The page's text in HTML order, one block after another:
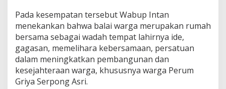
l
a
t
u
r
a
h
m
Pada kesempatan tersebut Wabup Intan
menekankan bahwa balai warga merupakan rumah
bersama sebagai wadah tempat lahirnya ide,
gagasan, memelihara kebersamaan, persatuan
dalam meningkatkan pembangunan dan
kesejahteraan warga, khususnya warga Perum
Griya Serpong Asri.